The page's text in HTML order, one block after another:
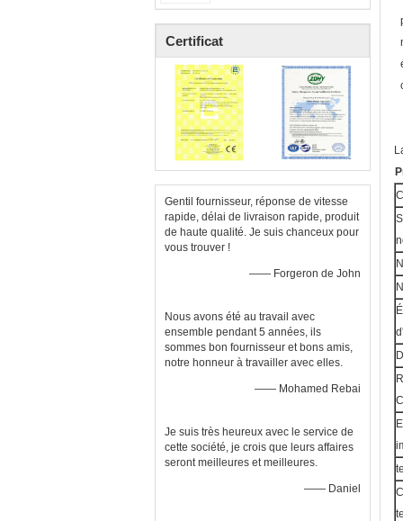
Certificat
Gentil fournisseur, réponse de vitesse
rapide, délai de livraison rapide, produit
de haute qualité. Je suis chanceux pour
vous trouver !
—— Forgeron de John
Nous avons été au travail avec
ensemble pendant 5 années, ils
sommes bon fournisseur et bons amis,
notre honneur à travailler avec elles.
—— Mohamed Rebai
Je suis très heureux avec le service de
cette société, je crois que leurs affaires
seront meilleures et meilleures.
—— Daniel